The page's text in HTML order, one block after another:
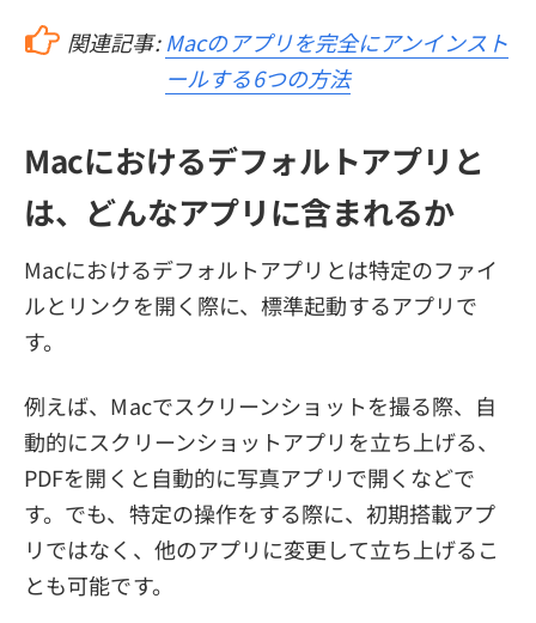
関連記事: Macのアプリを完全にアンインスト
ールする6つの方法
Macにおけるデフォルトアプリと
は、どんなアプリに含まれるか
Macにおけるデフォルトアプリとは特定のファイ
ルとリンクを開く際に、標準起動するアプリで
す。
例えば、Macでスクリーンショットを撮る際、自
動的にスクリーンショットアプリを立ち上げる、
PDFを開くと自動的に写真アプリで開くなどで
す。でも、特定の操作をする際に、初期搭載アプ
リではなく、他のアプリに変更して立ち上げるこ
とも可能です。